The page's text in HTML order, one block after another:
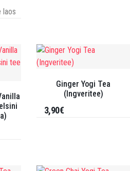
laos
Ginger Yogi Tea
(Ingveritee)
3,90€